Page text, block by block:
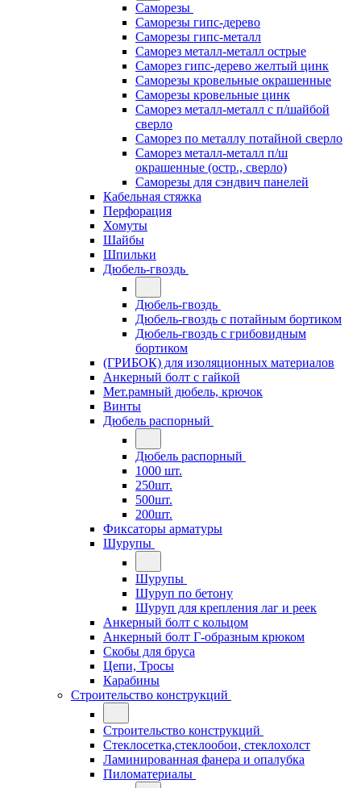
Саморезы
Саморезы гипс-дерево
Саморезы гипс-металл
Саморез металл-металл острые
Саморез гипс-дерево желтый цинк
Саморезы кровельные окрашенные
Саморезы кровельные цинк
Саморез металл-металл с п/шайбой
сверло
Саморез по металлу потайной сверло
Саморез металл-металл п/ш
окрашенные (остр., сверло)
Саморезы для сэндвич панелей
Кабельная стяжка
Перфорация
Хомуты
Шайбы
Шпильки
Дюбель-гвоздь
Дюбель-гвоздь
Дюбель-гвоздь с потайным бортиком
Дюбель-гвоздь с грибовидным
бортиком
(ГРИБОК) для изоляционных материалов
Анкерный болт с гайкой
Мет.рамный дюбель, крючок
Винты
Дюбель распорный
Дюбель распорный
1000 шт.
250шт.
500шт.
200шт.
Фиксаторы арматуры
Шурупы
Шурупы
Шуруп по бетону
Шуруп для крепления лаг и реек
Анкерный болт с кольцом
Анкерный болт Г-образным крюком
Скобы для бруса
Цепи, Тросы
Карабины
Строительство конструкций
Строительство конструкций
Стеклосетка,стеклообои, стеклохолст
Ламинированная фанера и опалубка
Пиломатериалы